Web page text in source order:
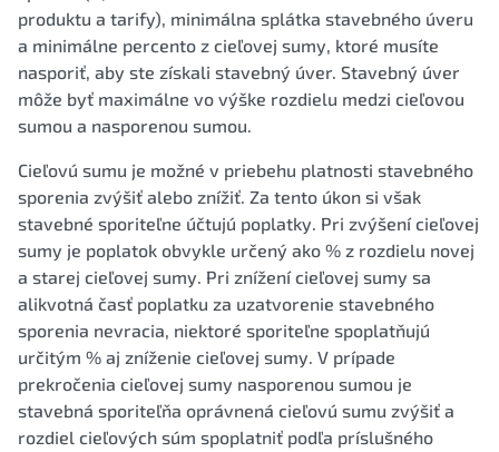
produktu a tarify), minimálna splátka stavebného úveru
a minimálne percento z cieľovej sumy, ktoré musíte
nasporiť, aby ste získali stavebný úver. Stavebný úver
môže byť maximálne vo výške rozdielu medzi cieľovou
sumou a nasporenou sumou.
Cieľovú sumu je možné v priebehu platnosti stavebného
sporenia zvýšiť alebo znížiť. Za tento úkon si však
stavebné sporiteľne účtujú poplatky. Pri zvýšení cieľovej
sumy je poplatok obvykle určený ako % z rozdielu novej
a starej cieľovej sumy. Pri znížení cieľovej sumy sa
alikvotná časť poplatku za uzatvorenie stavebného
sporenia nevracia, niektoré sporiteľne spoplatňujú
určitým % aj zníženie cieľovej sumy. V prípade
prekročenia cieľovej sumy nasporenou sumou je
stavebná sporiteľňa oprávnená cieľovú sumu zvýšiť a
rozdiel cieľových súm spoplatniť podľa príslušného